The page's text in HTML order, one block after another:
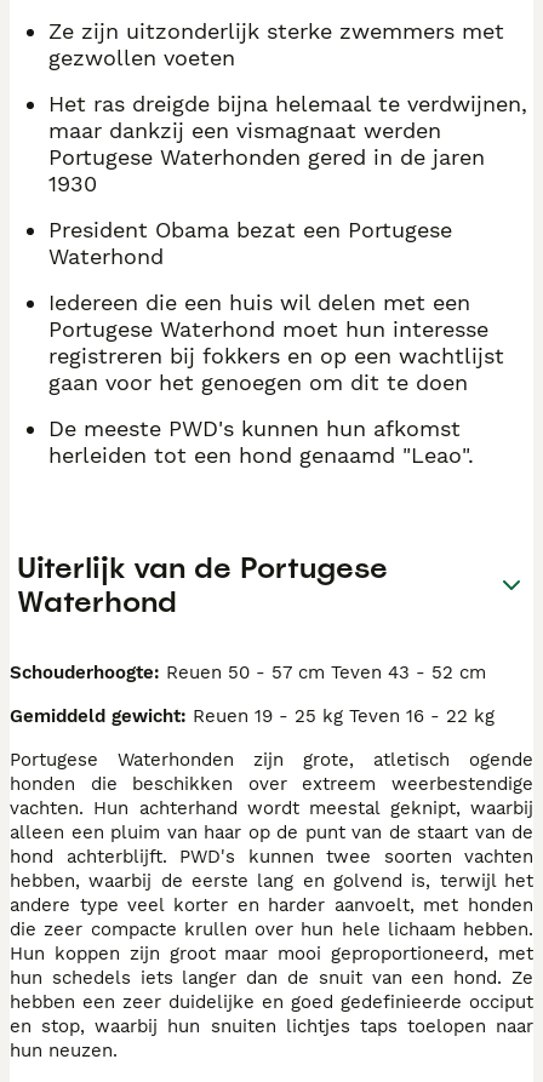
Ze zijn uitzonderlijk sterke zwemmers met
gezwollen voeten
Het ras dreigde bijna helemaal te verdwijnen,
maar dankzij een vismagnaat werden
Portugese Waterhonden gered in de jaren
1930
President Obama bezat een Portugese
Waterhond
Iedereen die een huis wil delen met een
Portugese Waterhond moet hun interesse
registreren bij fokkers en op een wachtlijst
gaan voor het genoegen om dit te doen
De meeste PWD's kunnen hun afkomst
herleiden tot een hond genaamd "Leao".
Uiterlijk van de Portugese
Waterhond
Schouderhoogte: Reuen 50 - 57 cm Teven 43 - 52 cm
Gemiddeld gewicht: Reuen 19 - 25 kg Teven 16 - 22 kg
Portugese Waterhonden zijn grote, atletisch ogende
honden die beschikken over extreem weerbestendige
vachten. Hun achterhand wordt meestal geknipt, waarbij
alleen een pluim van haar op de punt van de staart van de
hond achterblijft. PWD's kunnen twee soorten vachten
hebben, waarbij de eerste lang en golvend is, terwijl het
andere type veel korter en harder aanvoelt, met honden
die zeer compacte krullen over hun hele lichaam hebben.
Hun koppen zijn groot maar mooi geproportioneerd, met
hun schedels iets langer dan de snuit van een hond. Ze
hebben een zeer duidelijke en goed gedefinieerde occiput
en stop, waarbij hun snuiten lichtjes taps toelopen naar
hun neuzen.